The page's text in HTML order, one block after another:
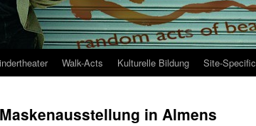
Walk-Acts Kulturelle Bildung Site-Specific
in Almens